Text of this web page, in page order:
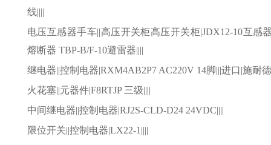
线||||
电压互感器手车||高压开关柜高压开关柜|JDX12-10互感
熔断器 TBP-B/F-10避雷器||||
继电器||控制电器|RXM4AB2P7 AC220V 14脚|||进口|施耐德
火花塞||元器件|F8RTJP 三级||||
中间继电器||控制电器|RJ2S-CLD-D24 24VDC||||
限位开关||控制电器|LX22-1||||